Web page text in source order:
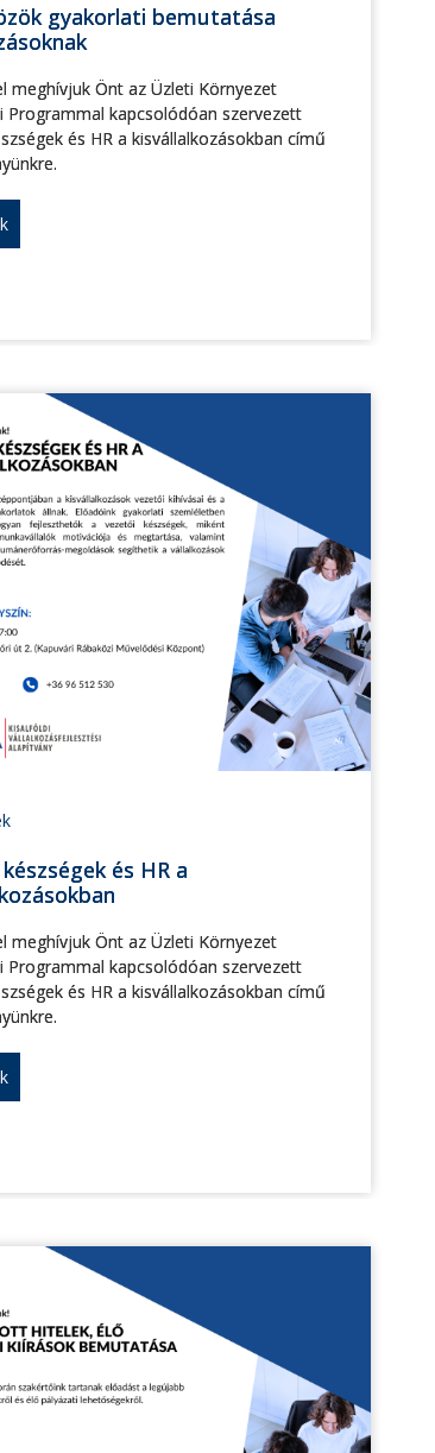
gyakorlati bemutatása
meghívjuk Önt az Üzleti Környezet
Programmal kapcsolódóan szervezett
és HR a kisvállalkozásokban című
és HR a
meghívjuk Önt az Üzleti Környezet
Programmal kapcsolódóan szervezett
és HR a kisvállalkozásokban című